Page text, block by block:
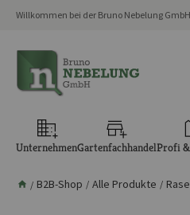
Zur Hauptnavigation
Willkommen bei der Bruno Nebelung
UnternehmenGartenfachhandelProfi &
/ B2B-Shop / Alle Produkte /